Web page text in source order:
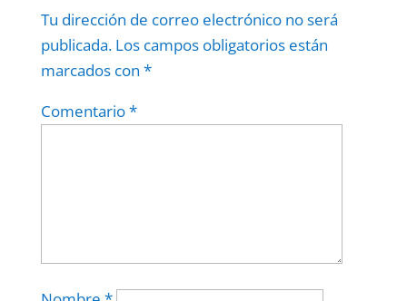
Tu dirección de correo electrónico no será
publicada. Los campos obligatorios están
marcados con *
Comentario*